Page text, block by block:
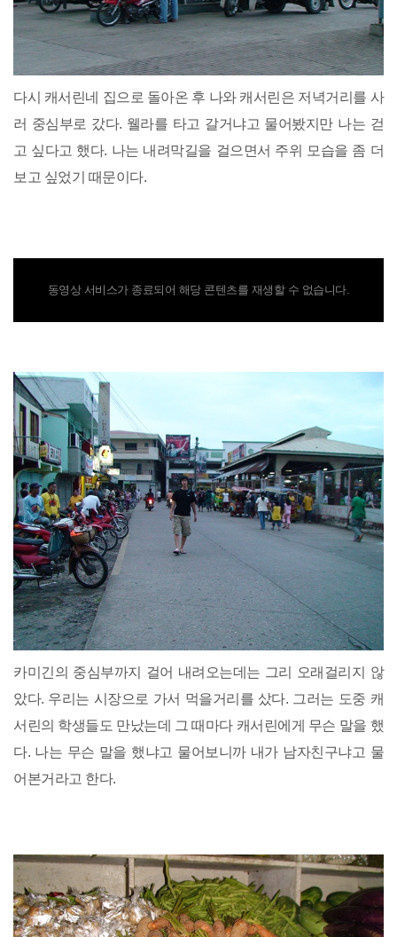
다시 캐서린네 집으로 돌아온 후 나와 캐서린은 저녁거리를 사
러 중심부로 갔다. 웰라를 타고 갈거냐고 물어봤지만 나는 걷
고 싶다고 했다. 나는 내려막길을 걸으면서 주위 모습을 좀 더
보고 싶었기 때문이다.
동영상 서비스가 종료되어 해당 콘텐츠를 재생할 수 없습니다.
카미긴의 중심부까지 걸어 내려오는데는 그리 오래걸리지 않
았다. 우리는 시장으로 가서 먹을거리를 샀다. 그러는 도중 캐
서린의 학생들도 만났는데 그 때마다 캐서린에게 무슨 말을 했
다. 나는 무슨 말을 했냐고 물어보니까 내가 남자친구냐고 물
어본거라고 한다.